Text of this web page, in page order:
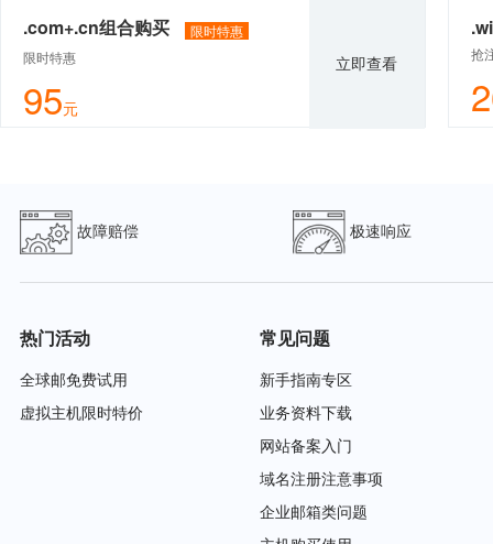
.com+.cn组合购买
限时特惠
限时特惠
95元
立即查看 抢
故障赔偿 极速响应
热门活动
全球邮免费试用
虚拟主机限时特价
常见问题
新手指南专区
业务资料下载
网站备案入门
域名注册注意事项
企业邮箱类问题